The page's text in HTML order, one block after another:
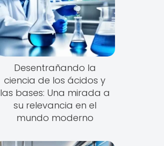
Desentrañando la
ciencia de los ácidos y
las bases: Una mirada a
su relevancia en el
mundo moderno